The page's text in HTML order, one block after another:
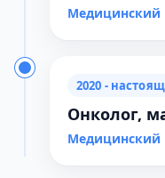
Медицинский
2020 -
Онколог,
Медицинский